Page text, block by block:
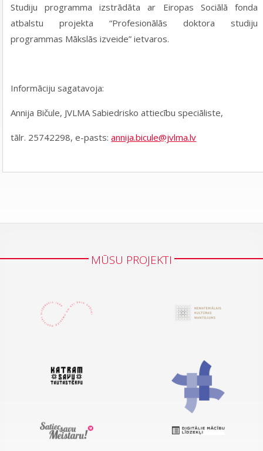
Studiju programma izstrādāta ar Eiropas Sociālā fonda
atbalstu projekta “Profesionālās doktora studiju
programmas Mākslās izveide” ietvaros.
Informāciju sagatavoja:
Annija Bičule, JVLMA Sabiedrisko attiecību speciāliste,
tālr. 25742298, e-pasts:annija.bicule@jvlma.lv
MŪSU PROJEKTI